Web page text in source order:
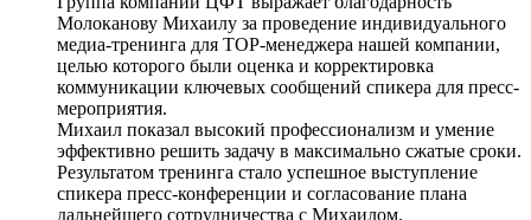
Молоканову Михаилу за проведение индивидуального
медиа-тренинга для ТОР-менеджера нашей компании,
целью которого были оценка и корректировка
коммуникации ключевых сообщений спикера для пресс-
мероприятия.
Михаил показал высокий профессионализм и умение
эффективно решить задачу в максимально сжатые сроки.
Результатом тренинга стало успешное выступление
спикера пресс-конференции и согласование плана
дальнейшего сотрудничества с Михаилом.